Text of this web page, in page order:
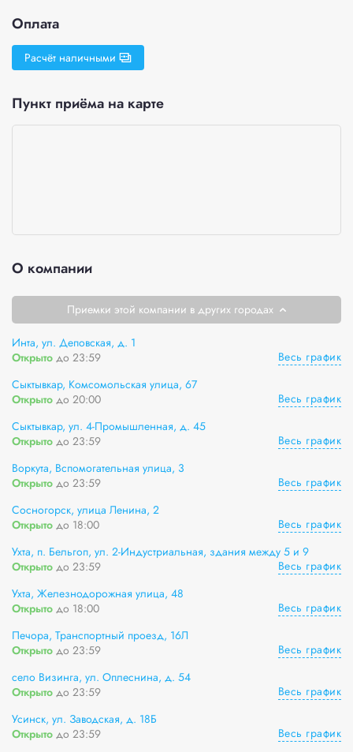
Оплата
Расчёт наличными
Пункт приёма на карте
О компании
Приемки этой компании в других городах
Инта, ул. Деповская, д. 1
Открыто до 23:59
Весь график
Сыктывкар, Комсомольская улица, 67
Открыто до 20:00
Весь график
Сыктывкар, ул. 4-Промышленная, д. 45
Открыто до 23:59
Весь график
Воркута, Вспомогательная улица, 3
Открыто до 23:59
Весь график
Сосногорск, улица Ленина, 2
Открыто до 18:00
Весь график
Ухта, п. Бельгоп, ул. 2-Индустриальная, здания между 5 и 9
Открыто до 23:59
Весь график
Ухта, Железнодорожная улица, 48
Открыто до 18:00
Весь график
Печора, Транспортный проезд, 16Л
Открыто до 23:59
Весь график
село Визинга, ул. Оплеснина, д. 54
Открыто до 23:59
Весь график
Усинск, ул. Заводская, д. 18Б
Открыто до 23:59 Весь график